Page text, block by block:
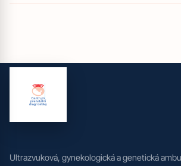
Ultrazvuková, gynekologická a genetická